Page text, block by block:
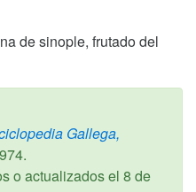
de sinople, frutado del
Gallega,
.
o actualizados el 8 de